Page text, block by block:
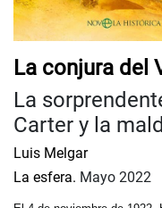
La conjura del
La
Carter y la
Luis Melgar
La esfera. Mayo 2022